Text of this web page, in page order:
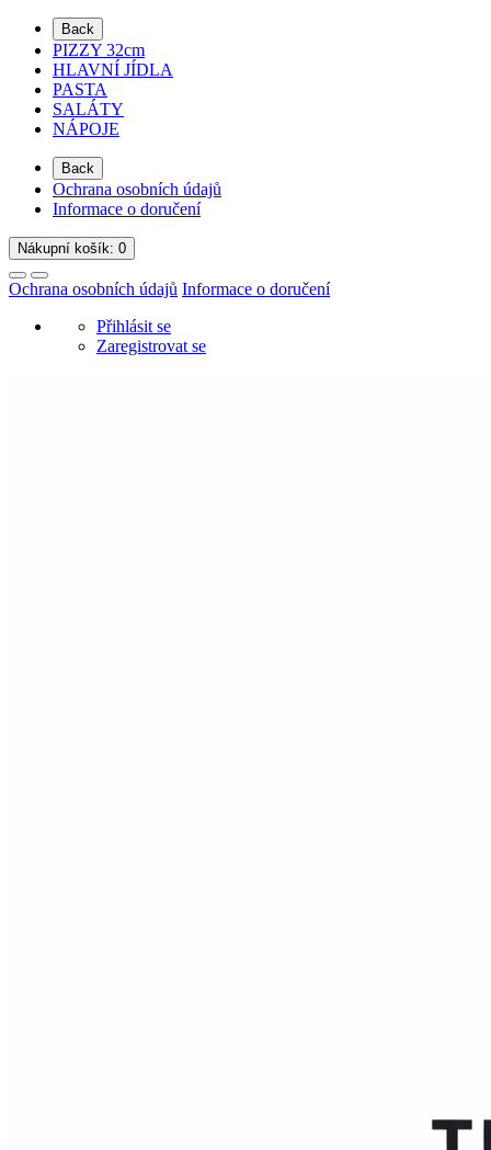
Back
PIZZY 32cm
HLAVNÍ JÍDLA
PASTA
SALÁTY
NÁPOJE
Back
Ochrana osobních údajů
Informace o doručení
Nákupní košík: 0
Ochrana osobních údajů Informace o doručení
Přihlásit se
Zaregistrovat se